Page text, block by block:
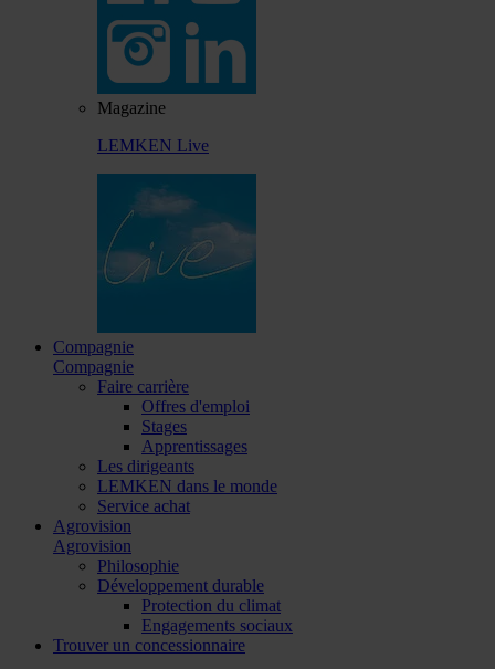
Magazine
LEMKEN Live
Compagnie
Compagnie
Faire carrière
Offres d'emploi
Stages
Apprentissages
Les dirigeants
LEMKEN dans le monde
Service achat
Agrovision
Agrovision
Philosophie
Développement durable
Protection du climat
Engagements sociaux
Trouver un concessionnaire